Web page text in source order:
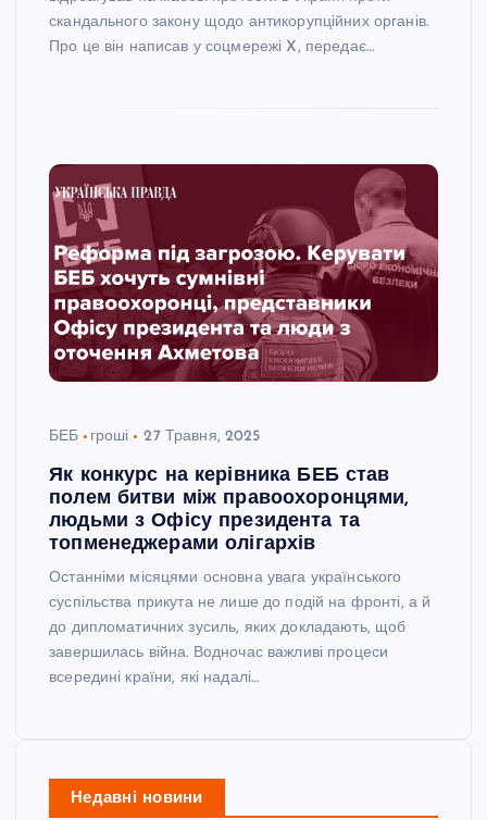
скандального закону щодо антикорупційних органів.
Про це він написав у соцмережі X, передає…
БЕБ гроші 27 Травня, 2025
Як конкурс на керівника БЕБ став
полем битви між правоохоронцями,
людьми з Офісу президента та
топменеджерами олігархів
Останніми місяцями основна увага українського
суспільства прикута не лише до подій на фронті, а й
до дипломатичних зусиль, яких докладають, щоб
завершилась війна. Водночас важливі процеси
всередині країни, які надалі…
Недавні новини